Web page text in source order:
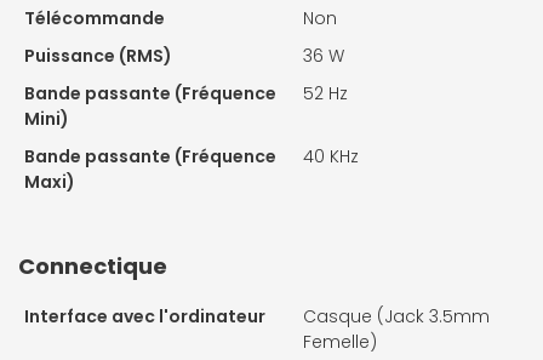
Télécommande
Non
Puissance (RMS)
36 W
Bande passante (Fréquence
Mini)
52 Hz
Bande passante (Fréquence
Maxi)
40 KHz
Connectique
Interface avec l'ordinateur
Casque (Jack 3.5mm
Femelle)